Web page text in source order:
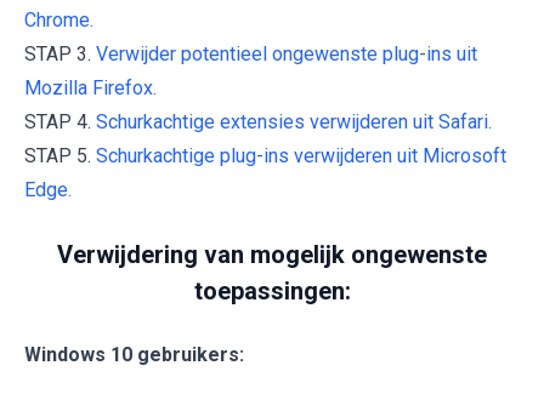
Chrome.
STAP 3. Verwijder potentieel ongewenste plug-ins uit
Mozilla Firefox.
STAP 4. Schurkachtige extensies verwijderen uit Safari.
STAP 5. Schurkachtige plug-ins verwijderen uit Microsoft
Edge.
Verwijdering van mogelijk ongewenste
toepassingen:
Windows 10 gebruikers: